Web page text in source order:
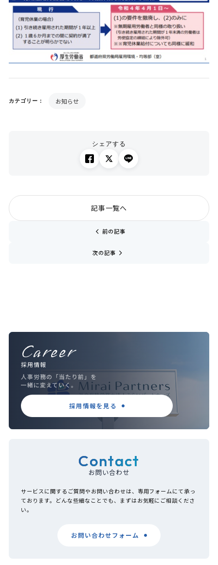
カテゴリー： お知らせ
シェアする
chevron_left 前の記事
記事一覧へ
次の記事 navigate_next
Career
採用情報
人事労務の「当たり前」を
一緒に変えていく。
採用情報を見る
Contact
お問い合わせ
サービスに関するご質問やお問い合わせは、専用フォームにて承っ
ております。どんな些細なことでも、まずはお気軽にご相談くださ
い。
お問い合わせフォーム